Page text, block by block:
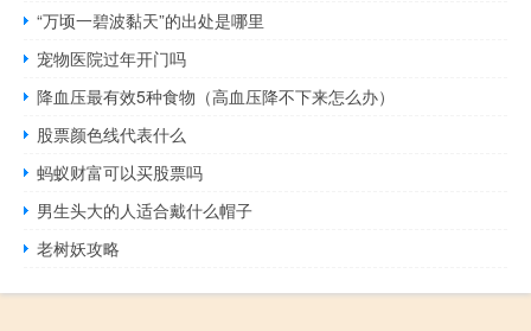
“万顷一碧波黏天”的出处是哪里
宠物医院过年开门吗
降血压最有效5种食物（高血压降不下来怎么办）
股票颜色线代表什么
蚂蚁财富可以买股票吗
男生头大的人适合戴什么帽子
老树妖攻略